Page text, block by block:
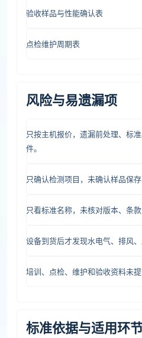
验收样品与性能确认表
点检维护周期表
风险与易遗漏项
只按主机报价，遗漏前处理、标
件。
只确认检测项目，未确认样品保
只看标准名称，未核对版本、条
设备到货后才发现水电气、排风、
培训、点检、维护和验收资料未提
标准依据与适用环